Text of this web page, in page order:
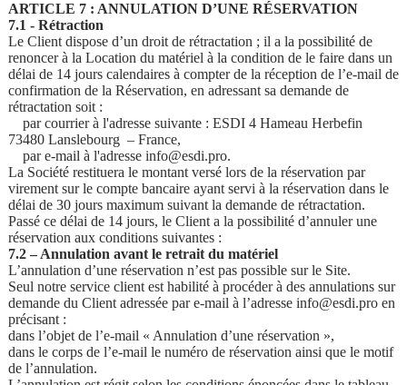
ARTICLE 7 : ANNULATION D’UNE RÉSERVATION
7.1 - Rétraction
Le Client dispose d’un droit de rétractation ; il a la possibilité de
renoncer à la Location du matériel à la condition de le faire dans un
délai de 14 jours calendaires à compter de la réception de l’e-mail de
confirmation de la Réservation, en adressant sa demande de
rétractation soit :
par courrier à l'adresse suivante : ESDI 4 Hameau Herbefin
73480 Lanslebourg – France,
par e-mail à l'adresse info@esdi.pro.
La Société restituera le montant versé lors de la réservation par
virement sur le compte bancaire ayant servi à la réservation dans le
délai de 30 jours maximum suivant la demande de rétractation.
Passé ce délai de 14 jours, le Client a la possibilité d’annuler une
réservation aux conditions suivantes :
7.2 – Annulation avant le retrait du matériel
L’annulation d’une réservation n’est pas possible sur le Site.
Seul notre service client est habilité à procéder à des annulations sur
demande du Client adressée par e-mail à l’adresse info@esdi.pro en
précisant :
dans l’objet de l’e-mail « Annulation d’une réservation »,
dans le corps de l’e-mail le numéro de réservation ainsi que le motif
de l’annulation.